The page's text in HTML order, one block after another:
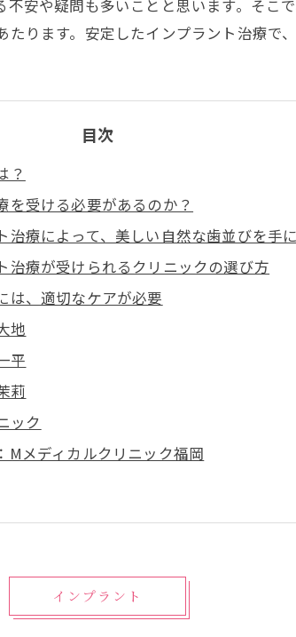
安や疑問も多いことと思います。そこ
ります。安定したインプラント治療で
目次
？
を受ける必要があるのか？
治療によって、美しい自然な歯並びを手
治療が受けられるクリニックの選び方
は、適切なケアが必要
地
平
莉
ック
Mメディカルクリニック福岡
インプラント